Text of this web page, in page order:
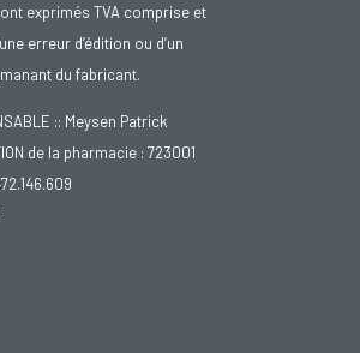
exprimés TVA comprise et
erreur d’édition ou d’un
du fabricant.
:: Meysen Patrick
de la pharmacie : 723001